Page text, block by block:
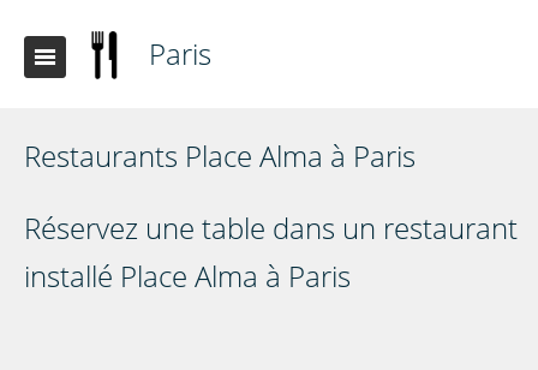
Paris
Restaurants Place Alma à Paris
Réservez une table dans un restaurant
installé Place Alma à Paris